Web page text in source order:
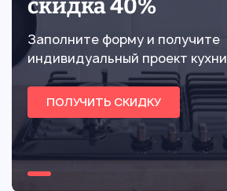
скидка 40%
Заполните форму и получите
индивидуальный проект кухни
ПОЛУЧИТЬ СКИДКУ